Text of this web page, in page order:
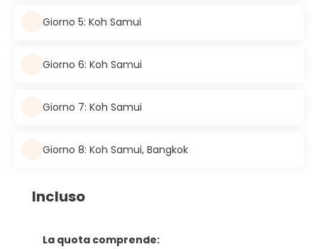
Giorno 5: Koh Samui
Giorno 6: Koh Samui
Giorno 7: Koh Samui
Giorno 8: Koh Samui, Bangkok
Incluso
La quota comprende: